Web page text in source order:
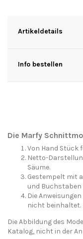
Artikeldetails
Info bestellen
Die Marfy
Von Hand Stück
Netto-
Säume.
Gestempelt mit
und Buchstaben
Die
nicht beinhaltet.
Die Abbildung des
Katalog, nicht in der